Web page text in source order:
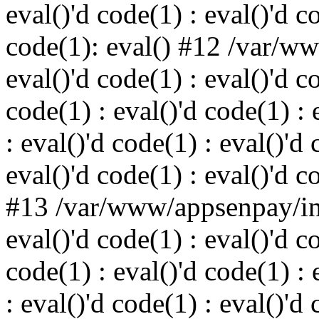
eval()'d code(1) : eval()'d
code(1): eval() #12 /var/
eval()'d code(1) : eval()'d
code(1) : eval()'d code(1) :
: eval()'d code(1) : eval()'d
eval()'d code(1) : eval()'d
#13 /var/www/appsenpay/
eval()'d code(1) : eval()'d
code(1) : eval()'d code(1) :
: eval()'d code(1) : eval()'d